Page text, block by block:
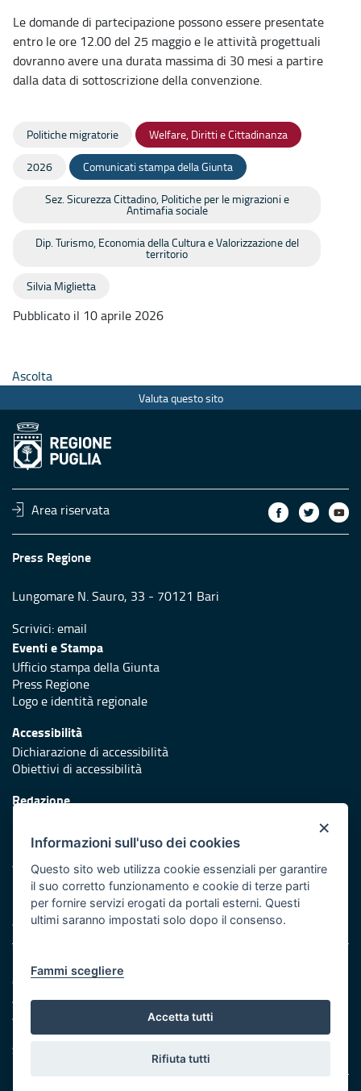
Le domande di partecipazione possono essere presentate
entro le ore 12.00 del 25 maggio e le attività progettuali
dovranno avere una durata massima di 30 mesi a partire
dalla data di sottoscrizione della convenzione.
Politiche migratorie Welfare, Diritti e Cittadinanza
2026 Comunicati stampa della Giunta
Sez. Sicurezza Cittadino, Politiche per le migrazioni e
Antimafia sociale
Dip. Turismo, Economia della Cultura e Valorizzazione del
territorio
Silvia Miglietta
Pubblicato il 10 aprile 2026
Ascolta
Valuta questo sito
Area riservata
Press Regione
Lungomare N. Sauro, 33 - 70121 Bari
Scrivici:email
Eventi e Stampa
Ufficio stampa della Giunta
Press Regione
Logo e identità regionale
Accessibilità
Dichiarazione di accessibilità
Obiettivi di accessibilità
Redazione
Protezione civile
Vai al sito di Protezione Civile Puglia
Iniziativa finanziata con risorse del POR Puglia 2014/2020 -
Asse XI
Note legali
Cookie e privacy
Amministrazione trasparente
Atti di notifica
Feed RSS
Servizi Intranet
×
Informazioni sull'uso dei cookies
Questo sito web utilizza cookie essenziali per garantire
il suo corretto funzionamento e cookie di terze parti
per fornire servizi erogati da portali esterni. Questi
ultimi saranno impostati solo dopo il consenso.
Fammi scegliere
Accetta tutti
Rifiuta tutti